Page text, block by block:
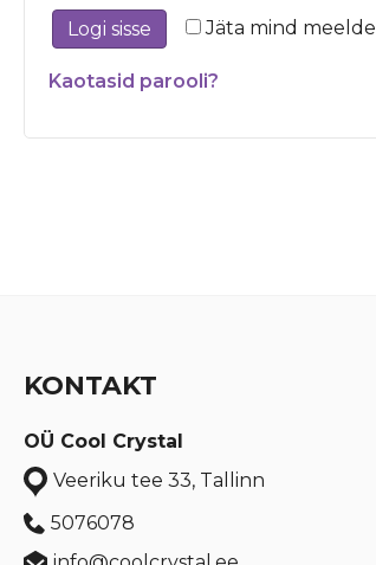
Jäta mind meelde
Logi sisse
Kaotasid parooli?
KONTAKT
OÜ Cool Crystal
Veeriku tee 33, Tallinn
5076078